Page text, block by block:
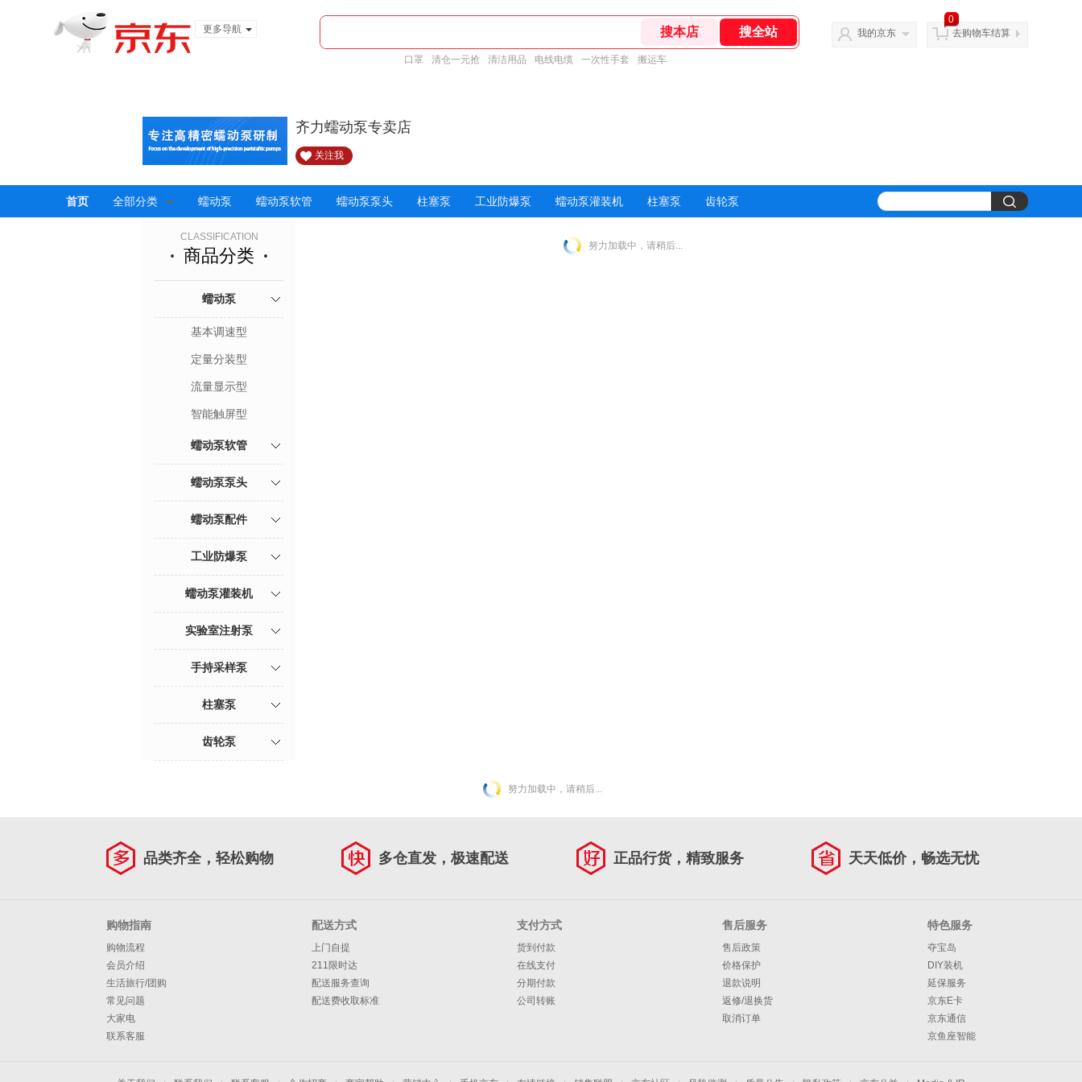
更多导航
口罩 清仓一元抢 清洁用品 电线电缆 一次性手套 搬运车
我的京东
0
去购物车结算
齐力蠕动泵专卖店
关注我
首页 全部分类 蠕动泵 蠕动泵软管 蠕动泵泵头 柱塞泵 工业防爆泵 蠕动泵灌装机 柱塞泵 齿轮泵
CLASSIFICATION
商品分类
蠕动泵
基本调速型
定量分装型
流量显示型
智能触屏型
蠕动泵软管
蠕动泵泵头
蠕动泵配件
工业防爆泵
蠕动泵灌装机
实验室注射泵
手持采样泵
柱塞泵
齿轮泵
努力加载中，请稍后...
努力加载中，请稍后...
品类齐全，轻松购物 多仓直发，极速配送 正品行货，精致服务 天天低价，畅选无忧
购物指南
购物流程
会员介绍
生活旅行/团购
常见问题
大家电
联系客服
配送方式
上门自提
211限时达
配送服务查询
配送费收取标准
支付方式
货到付款
在线支付
分期付款
公司转账
售后服务
售后政策
价格保护
退款说明
返修/退换货
取消订单
特色服务
夺宝岛
DIY装机
延保服务
京东E卡
京东通信
京鱼座智能